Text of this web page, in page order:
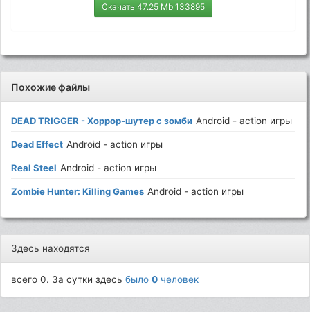
Скачать 47.25 Mb 133895
Похожие файлы
DEAD TRIGGER - Хоррор-шутер с зомби Android - action игры
Dead Effect Android - action игры
Real Steel Android - action игры
Zombie Hunter: Killing Games Android - action игры
Здесь находятся
всего 0. За сутки здесьбыло0 человек